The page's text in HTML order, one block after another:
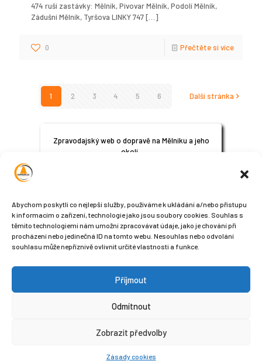
Abychom poskytli co nejlepší služby, používáme k ukládání a/nebo přístupu
k informacím o zařízení, technologie jako jsou soubory cookies. Souhlas s
těmito technologiemi nám umožní zpracovávat údaje, jako je chování při
procházení nebo jedinečná ID na tomto webu. Nesouhlas nebo odvolání
souhlasu může nepříznivě ovlivnit určité vlastnosti a funkce.
Příjmout
Odmítnout
Zobrazit předvolby
Zásady cookies
474 ruší zastávky: Mělník, Pivovar Mělník, Podolí Mělník,
Zádušní Mělník, Tyršova LINKY 747[…]
0 Přečtěte si více
1 2 3 4 5 6 Další stránka
Zpravodajský web o dopravě na Mělníku a jeho
okolí.
Sledujte nás na sociálních sítích